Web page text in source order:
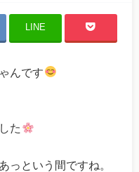
LINE
んです
た
っという間ですね。